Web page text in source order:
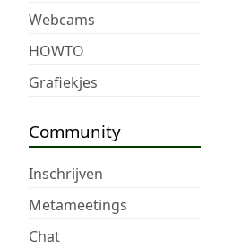
Webcams
HOWTO
Grafiekjes
Community
Inschrijven
Metameetings
Chat